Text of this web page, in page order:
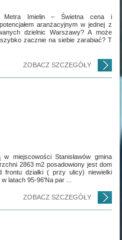
Metra Imielin – Świetna cena i
aranżacyjnym w jednej z
dzielnic Warszawy? A może
zacznie na siebie zarabiać? T
ZOBACZ SZCZEGÓŁY
miejscowości Stanisławów gmina
2863 m2 posadowiony jest dom
działki ( przy ulicy) niewielki
latach 95-96'Na par ...
ZOBACZ SZCZEGÓŁY